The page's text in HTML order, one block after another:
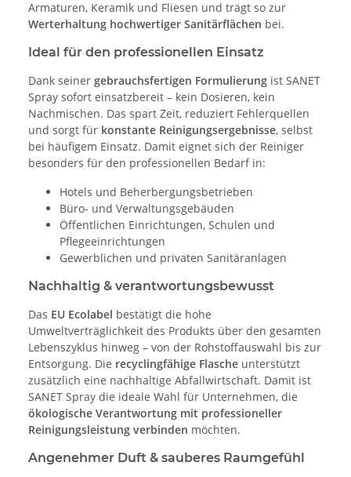
Armaturen, Keramik und Fliesen und trägt so zur
Werterhaltung hochwertiger Sanitärflächen bei.
Ideal für den professionellen Einsatz
Dank seiner gebrauchsfertigen Formulierung ist SANET
Spray sofort einsatzbereit – kein Dosieren, kein
Nachmischen. Das spart Zeit, reduziert Fehlerquellen
und sorgt für konstante Reinigungsergebnisse, selbst
bei häufigem Einsatz. Damit eignet sich der Reiniger
besonders für den professionellen Bedarf in:
Hotels und Beherbergungsbetrieben
Büro- und Verwaltungsgebäuden
Öffentlichen Einrichtungen, Schulen und
Pflegeeinrichtungen
Gewerblichen und privaten Sanitäranlagen
Nachhaltig & verantwortungsbewusst
Das EU Ecolabel bestätigt die hohe
Umweltverträglichkeit des Produkts über den gesamten
Lebenszyklus hinweg – von der Rohstoffauswahl bis zur
Entsorgung. Die recyclingfähige Flasche unterstützt
zusätzlich eine nachhaltige Abfallwirtschaft. Damit ist
SANET Spray die ideale Wahl für Unternehmen, die
ökologische Verantwortung mit professioneller
Reinigungsleistung verbinden möchten.
Angenehmer Duft & sauberes Raumgefühl